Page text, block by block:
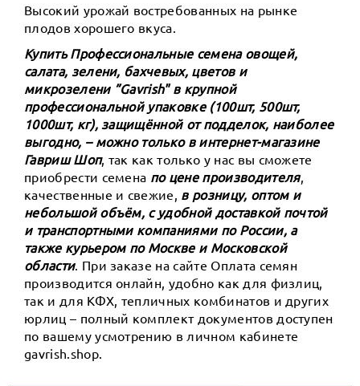
Высокий урожай востребованных на рынке
плодов хорошего вкуса.
Купить Профессиональные семена овощей,
салата, зелени, бахчевых, цветов и
микрозелени ”Gavrish" в крупной
профессиональной упаковке (100шт, 500шт,
1000шт, кг), защищённой от подделок, наиболее
выгодно, – можно только в интернет-магазине
Гавриш Шоп, так как только у нас вы сможете
приобрести семена по цене производителя,
качественные и свежие, в розницу, оптом и
небольшой объём, с удобной доставкой почтой
и транспортными компаниями по России, а
также курьером по Москве и Московской
области. При заказе на сайте Оплата семян
производится онлайн, удобно как для физлиц,
так и для КФХ, тепличных комбинатов и других
юрлиц – полный комплект документов доступен
по вашему усмотрению в личном кабинете
gavrish.shop.